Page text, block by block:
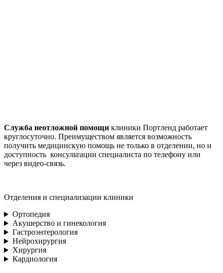
Служба неотложной помощи клиники Портленд работает
круглосуточно. Преимуществом является возможность
получить медицинскую помощь не только в отделении, но и
доступность консультации специалиста по телефону или
через видео-связь.
Отделения и специализации клиники
Ортопедия
Акушерство и гинекология
Гастроэнтерология
Нейрохирургия
Хирургия
Кардиология